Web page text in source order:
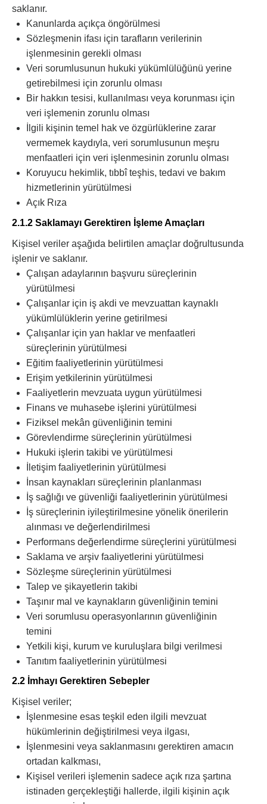
saklanır.
Kanunlarda açıkça öngörülmesi
Sözleşmenin ifası için tarafların verilerinin
işlenmesinin gerekli olması
Veri sorumlusunun hukuki yükümlülüğünü yerine
getirebilmesi için zorunlu olması
Bir hakkın tesisi, kullanılması veya korunması için
veri işlemenin zorunlu olması
İlgili kişinin temel hak ve özgürlüklerine zarar
vermemek kaydıyla, veri sorumlusunun meşru
menfaatleri için veri işlenmesinin zorunlu olması
Koruyucu hekimlik, tıbbî teşhis, tedavi ve bakım
hizmetlerinin yürütülmesi
Açık Rıza
2.1.2 Saklamayı Gerektiren İşleme Amaçları
Kişisel veriler aşağıda belirtilen amaçlar doğrultusunda
işlenir ve saklanır.
Çalışan adaylarının başvuru süreçlerinin
yürütülmesi
Çalışanlar için iş akdi ve mevzuattan kaynaklı
yükümlülüklerin yerine getirilmesi
Çalışanlar için yan haklar ve menfaatleri
süreçlerinin yürütülmesi
Eğitim faaliyetlerinin yürütülmesi
Erişim yetkilerinin yürütülmesi
Faaliyetlerin mevzuata uygun yürütülmesi
Finans ve muhasebe işlerini yürütülmesi
Fiziksel mekân güvenliğinin temini
Görevlendirme süreçlerinin yürütülmesi
Hukuki işlerin takibi ve yürütülmesi
İletişim faaliyetlerinin yürütülmesi
İnsan kaynakları süreçlerinin planlanması
İş sağlığı ve güvenliği faaliyetlerinin yürütülmesi
İş süreçlerinin iyileştirilmesine yönelik önerilerin
alınması ve değerlendirilmesi
Performans değerlendirme süreçlerini yürütülmesi
Saklama ve arşiv faaliyetlerini yürütülmesi
Sözleşme süreçlerinin yürütülmesi
Talep ve şikayetlerin takibi
Taşınır mal ve kaynakların güvenliğinin temini
Veri sorumlusu operasyonlarının güvenliğinin
temini
Yetkili kişi, kurum ve kuruluşlara bilgi verilmesi
Tanıtım faaliyetlerinin yürütülmesi
2.2 İmhayı Gerektiren Sebepler
Kişisel veriler;
İşlenmesine esas teşkil eden ilgili mevzuat
hükümlerinin değiştirilmesi veya ilgası,
İşlenmesini veya saklanmasını gerektiren amacın
ortadan kalkması,
Kişisel verileri işlemenin sadece açık rıza şartına
istinaden gerçekleştiği hallerde, ilgili kişinin açık